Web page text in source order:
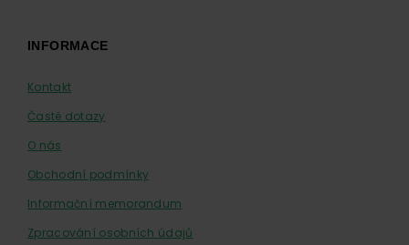
INFORMACE
Kontakt
Časté dotazy
O nás
Obchodní podmínky
Informační memorandum
Zpracování osobních údajů